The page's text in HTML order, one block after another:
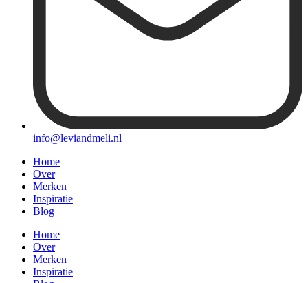
info@leviandmeli.nl
Home
Over
Merken
Inspiratie
Blog
Home
Over
Merken
Inspiratie